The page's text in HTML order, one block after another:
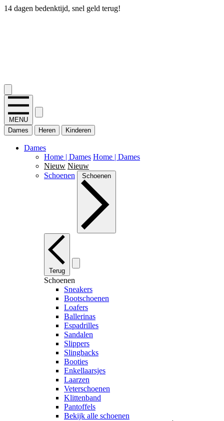
14 dagen bedenktijd, snel geld terug!
MENU
Dames
Heren Kinderen
Dames
Home | Dames Home | Dames
Nieuw Nieuw
Schoenen
Schoenen
Terug
Schoenen
Sneakers
Bootschoenen
Loafers
Ballerinas
Espadrilles
Sandalen
Slippers
Slingbacks
Booties
Enkellaarsjes
Laarzen
Veterschoenen
Klittenband
Pantoffels
Bekijk alle schoenen